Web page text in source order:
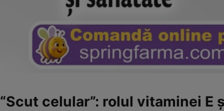
“Scut celular”: rolul vitaminei E